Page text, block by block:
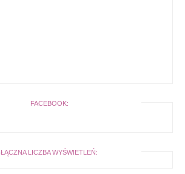
FACEBOOK:
ŁĄCZNA LICZBA WYŚWIETLEŃ: